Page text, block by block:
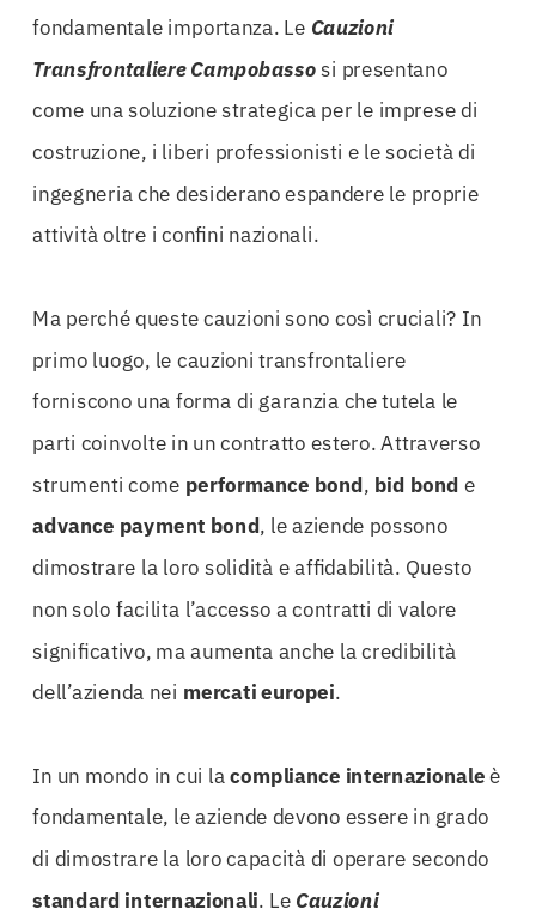
fondamentale importanza. Le Cauzioni
Transfrontaliere Campobassosi presentano
come una soluzione strategica per le imprese di
costruzione, i liberi professionisti e le società di
ingegneria che desiderano espandere le proprie
attività oltre i confini nazionali.
Ma perché queste cauzioni sono così cruciali? In
primo luogo, le cauzioni transfrontaliere
forniscono una forma di garanzia che tutela le
parti coinvolte in un contratto estero. Attraverso
strumenti come performance bond, bid bond e
advance payment bond, le aziende possono
dimostrare la loro solidità e affidabilità. Questo
non solo facilita l’accesso a contratti di valore
significativo, ma aumenta anche la credibilità
dell’azienda nei mercati europei.
In un mondo in cui lacompliance internazionaleè
fondamentale, le aziende devono essere in grado
di dimostrare la loro capacità di operare secondo
standard internazionali. Le Cauzioni